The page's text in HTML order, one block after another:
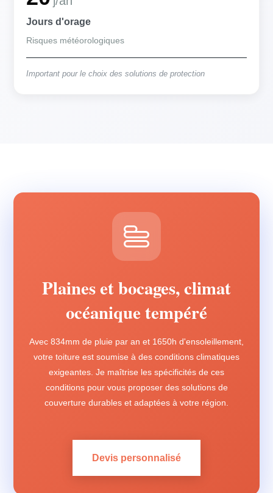
Jours d'orage
Risques météorologiques
Important pour le choix des solutions de protection
Plaines et bocages, climat
océanique tempéré
Avec 834mm de pluie par an et 1650h d'ensoleillement,
votre toiture est soumise à des conditions climatiques
exigeantes. Je maîtrise les spécificités de ces
conditions pour vous proposer des solutions de
couverture durables et adaptées à votre région.
Devis personnalisé